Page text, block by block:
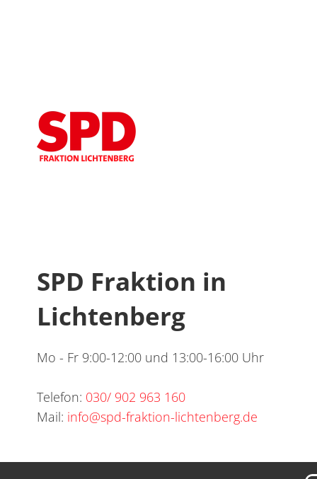
SPD Fraktion in
Lichtenberg
Mo - Fr 9:00-12:00 und 13:00-16:00 Uhr
Telefon: 030/ 902 963 160
Mail: info@spd-fraktion-lichtenberg.de